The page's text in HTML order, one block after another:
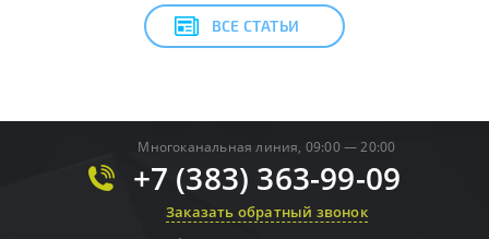
ВСЕ СТАТЬИ
Многоканальная линия, 09:00 — 20:00
+7 (383) 363-99-09
Заказать обратный звонок